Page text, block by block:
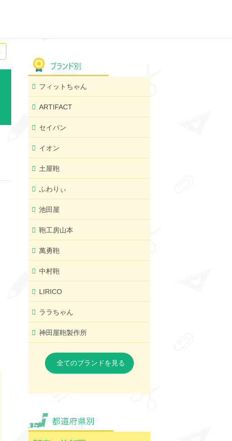
フィットちゃん
ARTIFACT
セイバン
イオン
土屋鞄
ふわりぃ
池田屋
鞄工房山本
萬勇鞄
中村鞄
LIRICO
ララちゃん
神田屋鞄製作所
全てのブランドを見る